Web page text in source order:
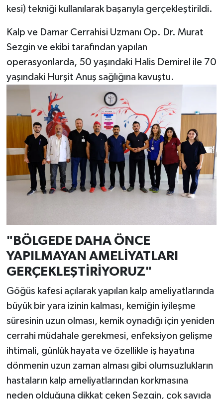
kesi) tekniği kullanılarak başarıyla gerçekleştirildi.
Kalp ve Damar Cerrahisi Uzmanı Op. Dr. Murat
Sezgin ve ekibi tarafından yapılan
operasyonlarda, 50 yaşındaki Halis Demirel ile 70
yaşındaki Hurşit Anuş sağlığına kavuştu.
"BÖLGEDE DAHA ÖNCE
YAPILMAYAN AMELİYATLARI
GERÇEKLEŞTİRİYORUZ"
Göğüs kafesi açılarak yapılan kalp ameliyatlarında
büyük bir yara izinin kalması, kemiğin iyileşme
süresinin uzun olması, kemik oynadığı için yeniden
cerrahi müdahale gerekmesi, enfeksiyon gelişme
ihtimali, günlük hayata ve özellikle iş hayatına
dönmenin uzun zaman alması gibi olumsuzlukların
hastaların kalp ameliyatlarından korkmasına
neden olduğuna dikkat çeken Sezgin, çok sayıda